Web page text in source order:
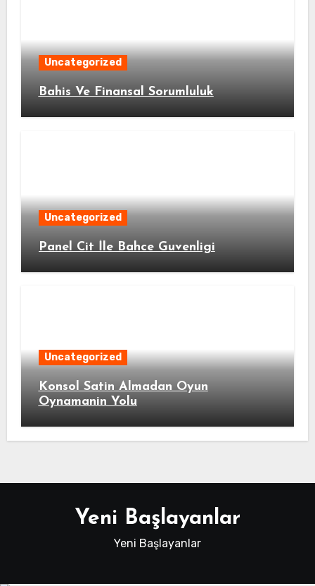
Uncategorized
Bahis Ve Finansal Sorumluluk
Uncategorized
Panel Cit İle Bahce Guvenligi
Uncategorized
Konsol Satin Almadan Oyun
Oynamanin Yolu
Yeni Başlayanlar
Yeni Başlayanlar